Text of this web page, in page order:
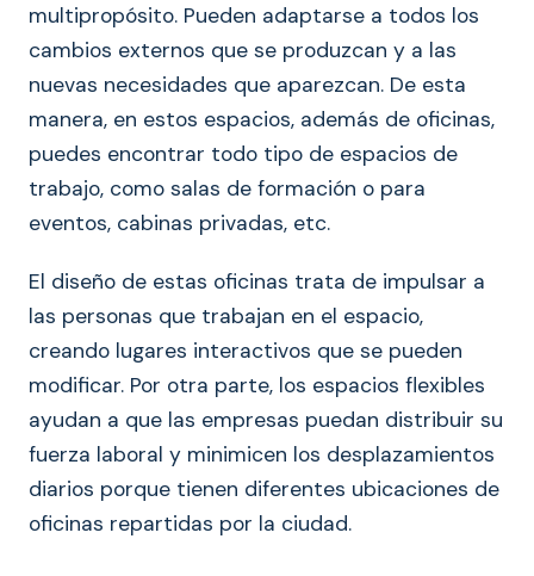
multipropósito. Pueden adaptarse a todos los
cambios externos que se produzcan y a las
nuevas necesidades que aparezcan. De esta
manera, en estos espacios, además de oficinas,
puedes encontrar todo tipo de espacios de
trabajo, como salas de formación o para
eventos, cabinas privadas, etc.
El diseño de estas oficinas trata de impulsar a
las personas que trabajan en el espacio,
creando lugares interactivos que se pueden
modificar. Por otra parte, los espacios flexibles
ayudan a que las empresas puedan distribuir su
fuerza laboral y minimicen los desplazamientos
diarios porque tienen diferentes ubicaciones de
oficinas repartidas por la ciudad.